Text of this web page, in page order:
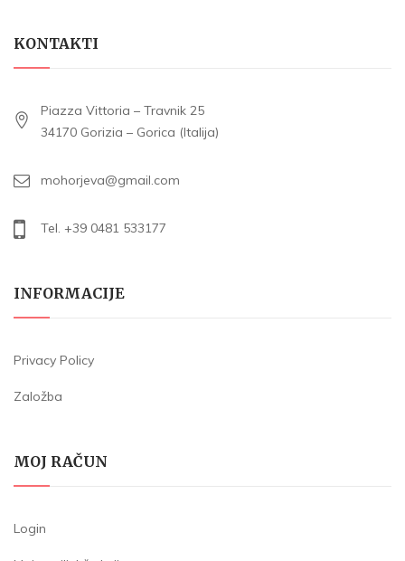
KONTAKTI
Piazza Vittoria – Travnik 25
34170 Gorizia – Gorica (Italija)
mohorjeva@gmail.com
Tel. +39 0481 533177
INFORMACIJE
Privacy Policy
Založba
MOJ RAČUN
Login